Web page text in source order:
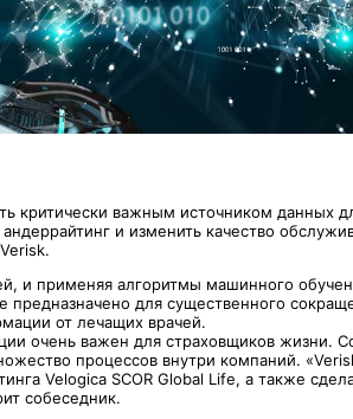
критически важным источником данных
и изменить качество
и применяя алгоритмы машинного
для существенного
от лечащих врачей.
очень важен для страховщиков жизни.
процессов внутри компаний.
Velogica SCOR Global Life, а также
собеседник.